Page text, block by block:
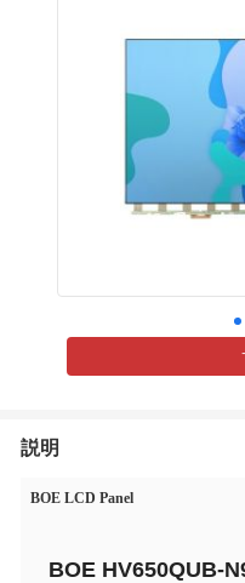
説明
BOE LCD Panel
BOE HV650QUB-